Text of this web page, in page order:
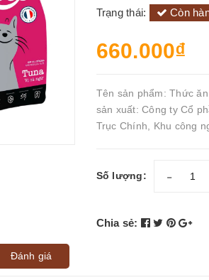
Trạng thái: Còn
660.000₫
Tên sản phẩm: Thức
sản xuất: Công ty Cổ
Trục Chính, Khu công
Số lượng: -
Chia sẻ:
Đánh giá